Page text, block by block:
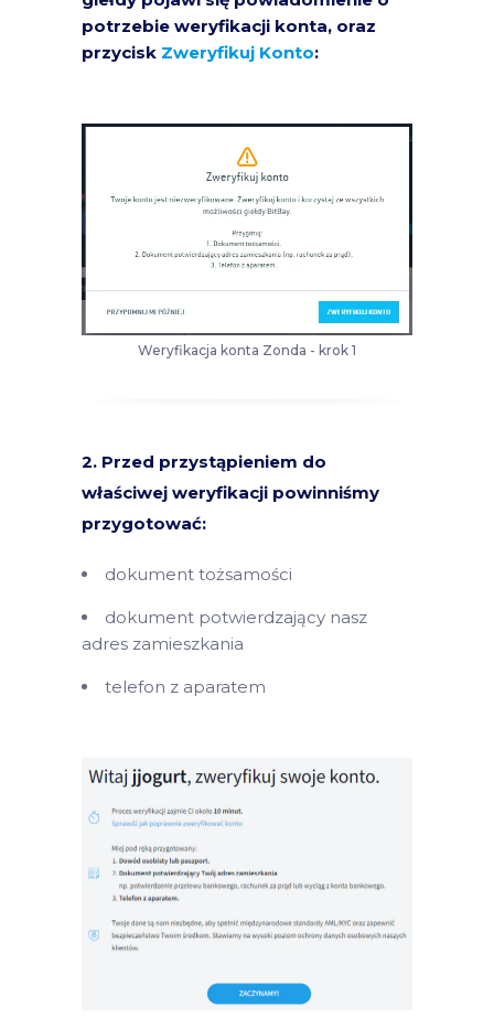
potrzebie weryfikacji konta, oraz
przycisk Zweryfikuj Konto:
Weryfikacja konta Zonda - krok 1
2. Przed przystąpieniem do
właściwej weryfikacji powinniśmy
przygotować:
dokument tożsamości
dokument potwierdzający nasz
adres zamieszkania
telefon z aparatem